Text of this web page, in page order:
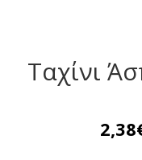
Ταχίνι
2,38